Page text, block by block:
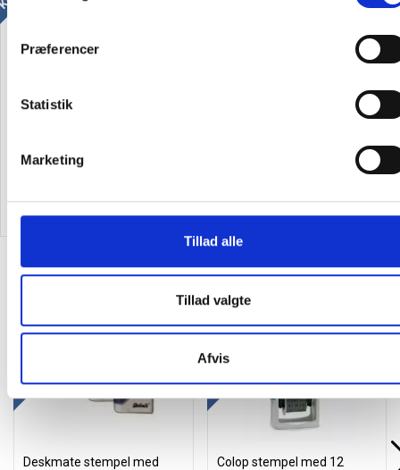
Præferencer
Statistik
Marketing
Tillad alle
Tillad valgte
Afvis
136,06/ Stk
Economique" med grøn tekst
Alternativer til varen
Køb mere og spar
Deskmate stempel med
Køb mere og spar
Colop stempel med 12